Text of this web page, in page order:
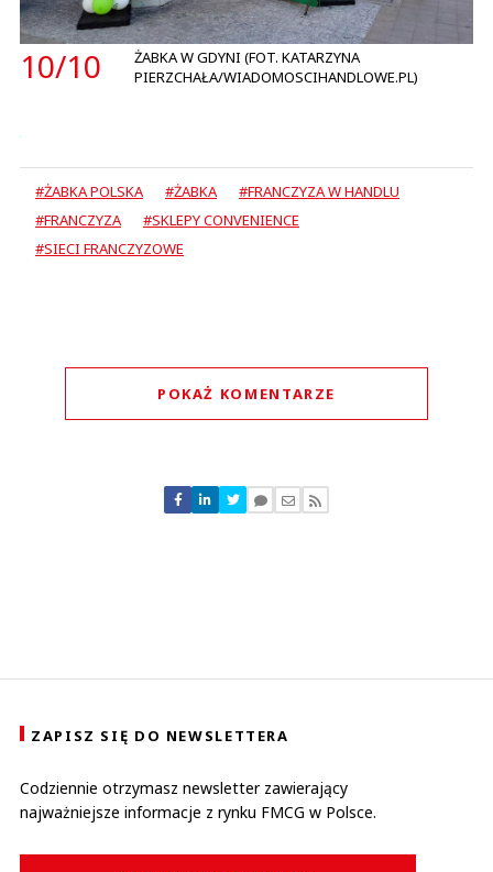
10/10
ŻABKA W GDYNI (FOT. KATARZYNA
PIERZCHAŁA/WIADOMOSCIHANDLOWE.PL)
#ŻABKA POLSKA #ŻABKA
#FRANCZYZA W HANDLU
#FRANCZYZA
#SKLEPY CONVENIENCE
#SIECI FRANCZYZOWE
POKAŻ KOMENTARZE
Nie znaleziono komentarzy
Zostaw swoje komentarze
ZAPISZ SIĘ DO NEWSLETTERA
Codziennie otrzymasz newsletter zawierający
najważniejsze informacje z rynku FMCG w Polsce.